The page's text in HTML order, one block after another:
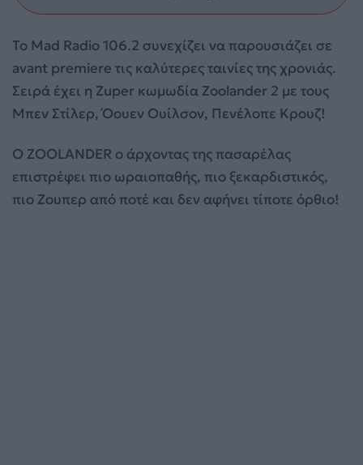
To Mad Radio 106.2 συνεχίζει να παρουσιάζει σε
avant premiere τις καλύτερες ταινίες της χρονιάς.
Σειρά έχει η Ζuper κωμωδία Zoolander 2 με τους
Μπεν Στίλερ, Όουεν Ουίλσον, Πενέλοπε Κρουζ!
Ο ZOOLANDER ο άρχοντας της πασαρέλας
επιστρέφει πιο ωραιοπαθής, πιο ξεκαρδιστικός,
πιο Ζουπερ από ποτέ και δεν αφήνει τίποτε όρθιο!